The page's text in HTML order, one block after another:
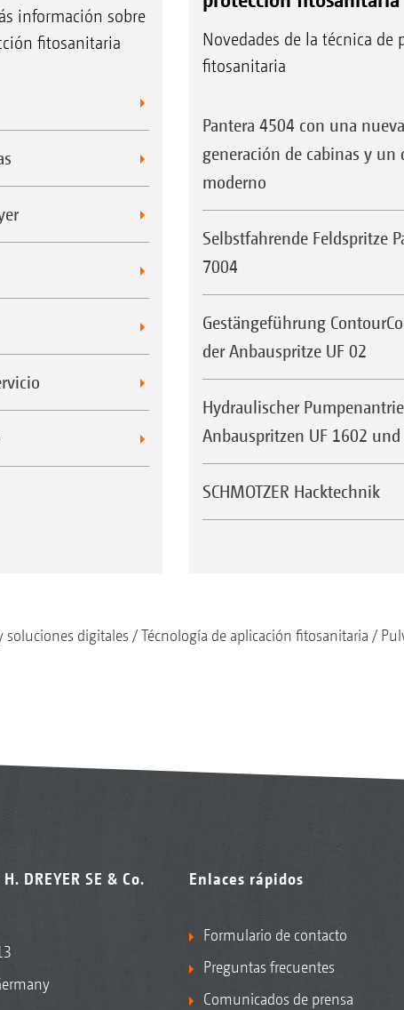
información sobre
fitosanitaria
Novedades de la técnica de
fitosanitaria
Pantera 4504 con una nueva
generación de cabinas y un
moderno
Selbstfahrende Feldspritze
7004
Gestängeführung
der Anbauspritze UF 02
Hydraulischer
Anbauspritzen UF 1602 und
SCHMOTZER Hacktechnik
soluciones digitales Técnología de aplicación fitosanitaria
DREYER SE & Co.
Enlaces rápidos
Formulario de contacto
Preguntas frecuentes
Comunicados de prensa